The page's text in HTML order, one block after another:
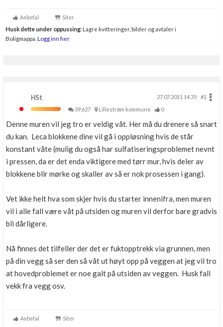
Anbefal Siter
Husk dette under oppussing:Lagre kvitteringer, bilder og avtaler i
Boligmappa. Logg inn her
HSt 27.07.2011 14.35
#1
39,627
Lillestrøm kommune 0
Denne muren vil jeg tro er veldig våt. Her må du drenere så snart
du kan. Leca blokkene dine vil gå i oppløsning hvis de står
konstant våte (mulig du også har sulfatiseringsproblemet nevnt
i pressen, da er det enda viktigere med tørr mur, hvis deler av
blokkene blir mørke og skaller av så er nok prosessen i gang).
Vet ikke helt hva som skjer hvis du starter innenifra, men muren
vil i alle fall være våt på utsiden og muren vil derfor bare gradvis
bli dårligere.
Nå finnes det tilfeller der det er fuktopptrekk via grunnen, men
på din vegg så ser den så våt ut høyt opp på veggen at jeg vil tro
at hovedproblemet er noe galt på utsiden av veggen. Husk fall
vekk fra vegg osv.
Anbefal Siter